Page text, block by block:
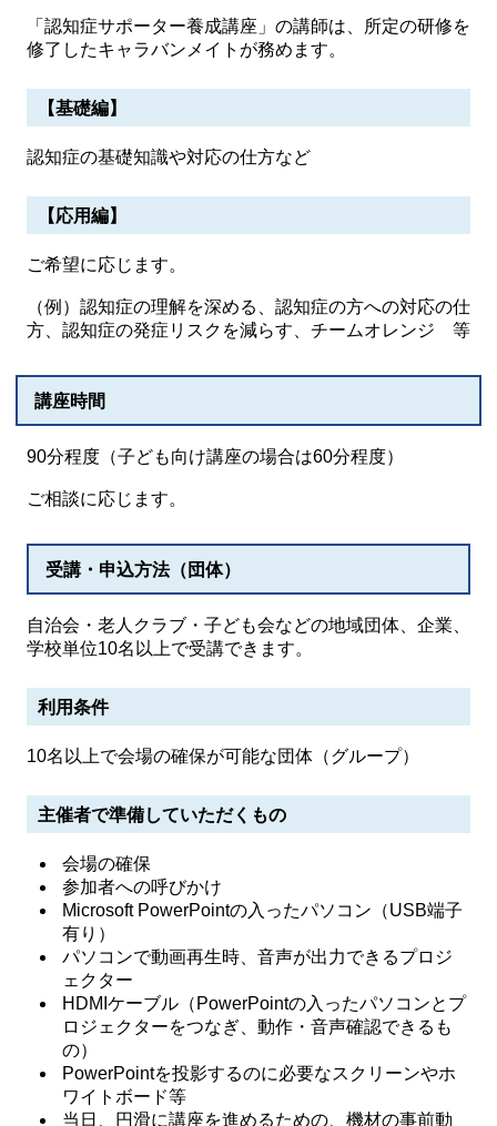
「認知症サポーター養成講座」の講師は、所定の研修を
修了したキャラバンメイトが務めます。
【基礎編】
認知症の基礎知識や対応の仕方など
【応用編】
ご希望に応じます。
（例）認知症の理解を深める、認知症の方への対応の仕
方、認知症の発症リスクを減らす、チームオレンジ 等
講座時間
90分程度（子ども向け講座の場合は60分程度）
ご相談に応じます。
受講・申込方法（団体）
自治会・老人クラブ・子ども会などの地域団体、企業、
学校単位10名以上で受講できます。
利用条件
10名以上で会場の確保が可能な団体（グループ）
主催者で準備していただくもの
会場の確保
参加者への呼びかけ
Microsoft PowerPointの入ったパソコン（USB端子
有り）
パソコンで動画再生時、音声が出力できるプロジ
ェクター
HDMIケーブル（PowerPointの入ったパソコンとプ
ロジェクターをつなぎ、動作・音声確認できるも
の）
PowerPointを投影するのに必要なスクリーンやホ
ワイトボード等
当日、円滑に講座を進めるための、機材の事前動